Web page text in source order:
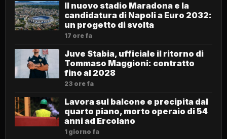
Il nuovo stadio Maradona e la
candidatura di Napoli a Euro 2032:
un progetto di svolta
17 ore fa
Juve Stabia, ufficiale il ritorno di
Tommaso Maggioni: contratto
fino al 2028
23 ore fa
Lavora sul balcone e precipita dal
quarto piano, morto operaio di 54
anni ad Ercolano
1 giorno fa